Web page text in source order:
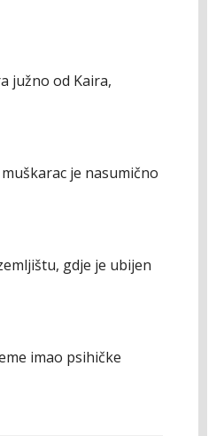
južno od Kaira,
je nasumično
gdje je ubijen
imao psihičke